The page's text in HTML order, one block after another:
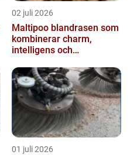
02 juli 2026
Maltipoo blandrasen som
kombinerar charm,
intelligens och
01 juli 2026